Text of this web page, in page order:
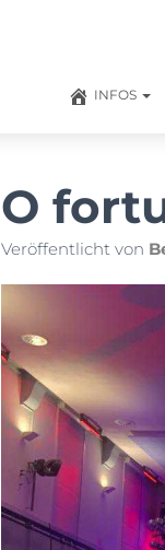
INFOS
O
Veröffentlicht von